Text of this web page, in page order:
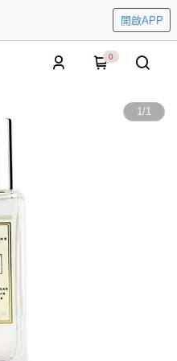
開啟APP
0
1/1